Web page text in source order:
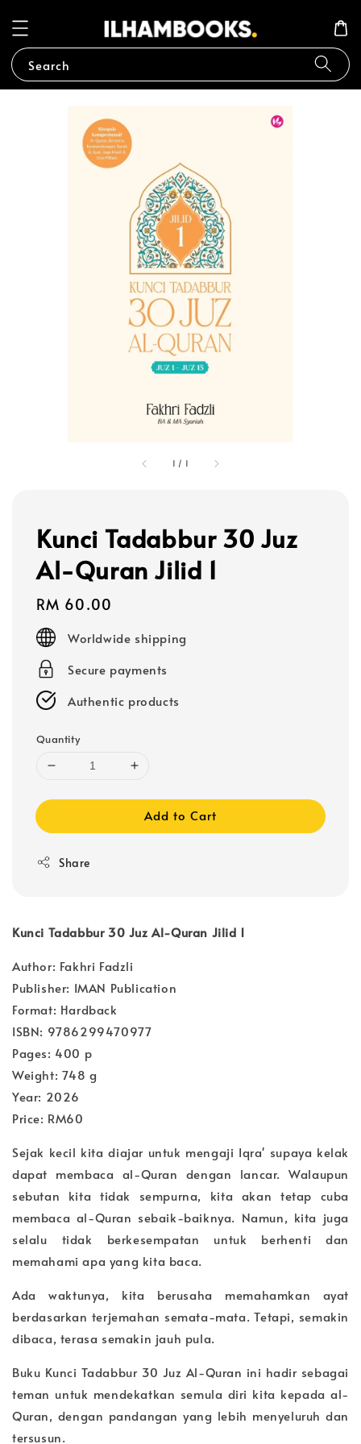
Search
1 / 1
Kunci Tadabbur 30 Juz
Al-Quran Jilid 1
Regular
price
RM 60.00
Worldwide shipping
Secure payments
Authentic products
Quantity
Add to Cart
Share
Kunci Tadabbur 30 Juz Al-Quran Jilid 1
Author: Fakhri Fadzli
Publisher: IMAN Publication
Format: Hardback
ISBN: 9786299470977
Pages: 400 p
Weight: 748 g
Year: 2026
Price: RM60
Sejak kecil kita diajar untuk mengaji Iqra' supaya kelak
dapat membaca al-Quran dengan lancar. Walaupun
sebutan kita tidak sempurna, kita akan tetap cuba
membaca al-Quran sebaik-baiknya. Namun, kita juga
selalu tidak berkesempatan untuk berhenti dan
memahami apa yang kita baca.
Ada waktunya, kita berusaha memahamkan ayat
berdasarkan terjemahan semata-mata. Tetapi, semakin
dibaca, terasa semakin jauh pula.
Buku Kunci Tadabbur 30 Juz Al-Quran ini hadir sebagai
teman untuk mendekatkan semula diri kita kepada al-
Quran, dengan pandangan yang lebih menyeluruh dan
tersusun.